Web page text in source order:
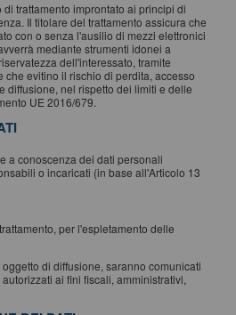
trattamento improntato ai principi di
Il titolare del trattamento assicura che
con o senza l'ausilio di mezzi elettronici
mediante strumenti idonei a
dell'interessato, tramite
che evitino il rischio di perdita, accesso
diffusione, nel rispetto dei limiti e delle
UE 2016/679.
a conoscenza dei dati personali
o incaricati (in base all'Articolo 13
per l'espletamento delle
di diffusione, saranno comunicati
ai fini fiscali, amministrativi,